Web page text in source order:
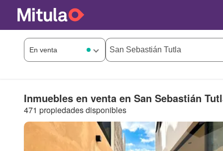
Inmuebles en venta en San Sebastián
471 propiedades disponibles